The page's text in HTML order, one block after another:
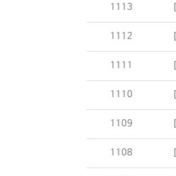
1113
1112
1111
1110
1109
1108